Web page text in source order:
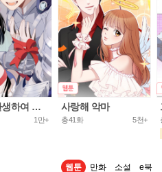
마녀로 환생하여 성기사를 키웠다.
1만+
사랑해 악마
총41화 5천+
웹툰 만화 소설 e북